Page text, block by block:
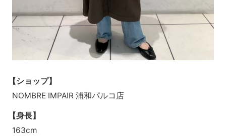
【ショップ】
NOMBRE IMPAIR 浦和パルコ店
【身長】
163cm